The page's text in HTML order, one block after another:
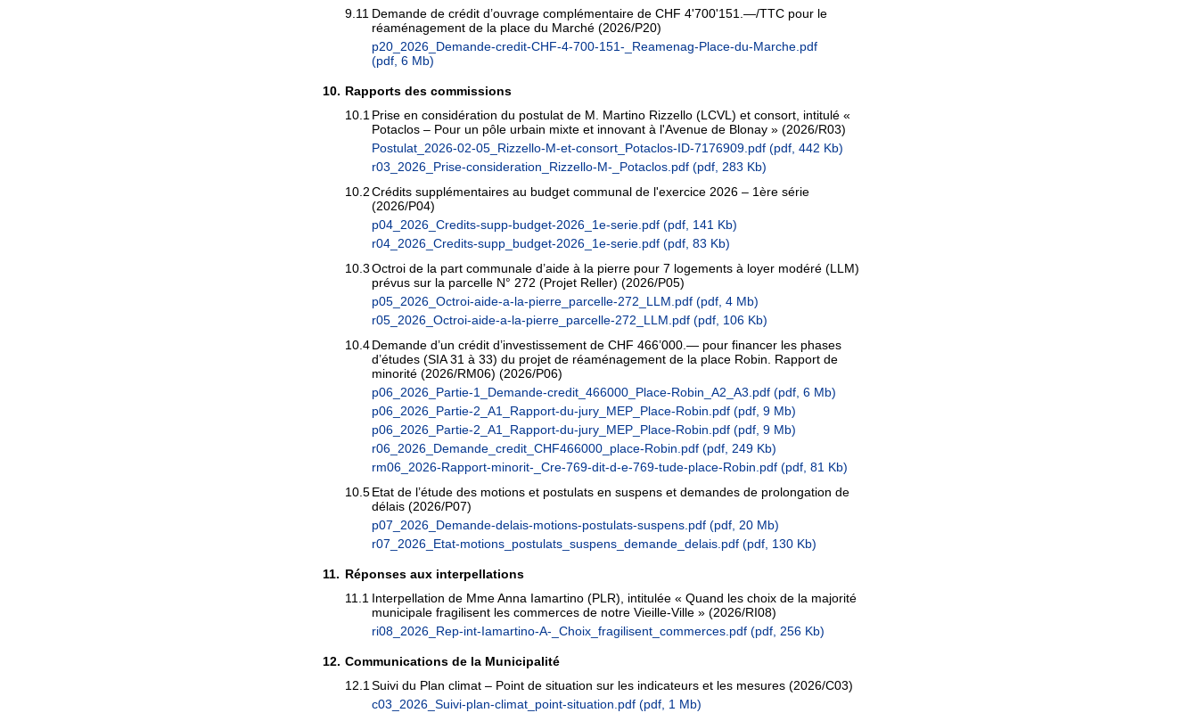
9.11 Demande de crédit d’ouvrage complémentaire de CHF 4'700'151.—/TTC pour le
réaménagement de la place du Marché (2026/P20)
p20_2026_Demande-credit-CHF-4-700-151-_Reamenag-Place-du-Marche.pdf
(pdf, 6 Mb)
10. Rapports des commissions
10.1 Prise en considération du postulat de M. Martino Rizzello (LCVL) et consort, intitulé «
Potaclos – Pour un pôle urbain mixte et innovant à l'Avenue de Blonay » (2026/R03)
Postulat_2026-02-05_Rizzello-M-et-consort_Potaclos-ID-7176909.pdf (pdf, 442 Kb)
r03_2026_Prise-consideration_Rizzello-M-_Potaclos.pdf (pdf, 283 Kb)
10.2Crédits supplémentaires au budget communal de l'exercice 2026 – 1ère série
(2026/P04)
p04_2026_Credits-supp-budget-2026_1e-serie.pdf (pdf, 141 Kb)
r04_2026_Credits-supp_budget-2026_1e-serie.pdf (pdf, 83 Kb)
10.3Octroi de la part communale d’aide à la pierre pour 7 logements à loyer modéré (LLM)
prévus sur la parcelle N° 272 (Projet Reller) (2026/P05)
p05_2026_Octroi-aide-a-la-pierre_parcelle-272_LLM.pdf (pdf, 4 Mb)
r05_2026_Octroi-aide-a-la-pierre_parcelle-272_LLM.pdf (pdf, 106 Kb)
10.4Demande d’un crédit d’investissement de CHF 466’000.— pour financer les phases
d’études (SIA 31 à 33) du projet de réaménagement de la place Robin. Rapport de
minorité (2026/RM06) (2026/P06)
p06_2026_Partie-1_Demande-credit_466000_Place-Robin_A2_A3.pdf (pdf, 6 Mb)
p06_2026_Partie-2_A1_Rapport-du-jury_MEP_Place-Robin.pdf (pdf, 9 Mb)
p06_2026_Partie-2_A1_Rapport-du-jury_MEP_Place-Robin.pdf (pdf, 9 Mb)
r06_2026_Demande_credit_CHF466000_place-Robin.pdf (pdf, 249 Kb)
rm06_2026-Rapport-minorit-_Cre-769-dit-d-e-769-tude-place-Robin.pdf (pdf, 81 Kb)
10.5Etat de l’étude des motions et postulats en suspens et demandes de prolongation de
délais (2026/P07)
p07_2026_Demande-delais-motions-postulats-suspens.pdf (pdf, 20 Mb)
r07_2026_Etat-motions_postulats_suspens_demande_delais.pdf (pdf, 130 Kb)
11. Réponses aux interpellations
11.1 Interpellation de Mme Anna Iamartino (PLR), intitulée « Quand les choix de la majorité
municipale fragilisent les commerces de notre Vieille-Ville » (2026/RI08)
ri08_2026_Rep-int-Iamartino-A-_Choix_fragilisent_commerces.pdf (pdf, 256 Kb)
12. Communications de la Municipalité
12.1 Suivi du Plan climat – Point de situation sur les indicateurs et les mesures (2026/C03)
c03_2026_Suivi-plan-climat_point-situation.pdf (pdf, 1 Mb)